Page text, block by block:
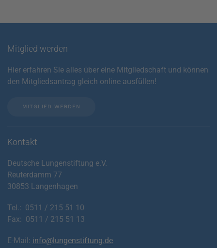
Mitglied werden
Hier erfahren Sie alles über eine Mitgliedschaft und können
den Mitgliedsantrag gleich online ausfüllen!
MITGLIED WERDEN
Kontakt
Deutsche Lungenstiftung e.V.
Reuterdamm 77
30853 Langenhagen
Tel.: 0511 / 215 51 10
Fax: 0511 / 215 51 13
E-Mail: info@lungenstiftung.de